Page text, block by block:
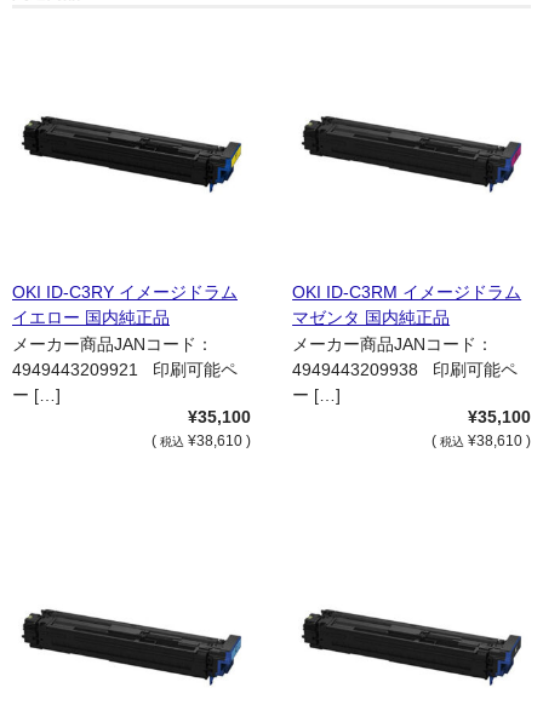
OKI ID-C3RY イメージドラム
イエロー 国内純正品
メーカー商品JANコード：
4949443209921 印刷可能ペ
ー […]
¥35,100
( 税込 ¥38,610 )
OKI ID-C3RM イメージドラム
マゼンタ 国内純正品
メーカー商品JANコード：
4949443209938 印刷可能ペ
ー […]
¥35,100
( 税込 ¥38,610 )